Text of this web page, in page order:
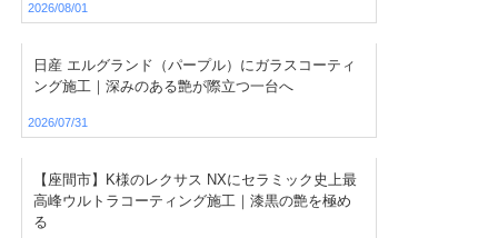
2026/08/01
日産 エルグランド（パープル）にガラスコーティ
ング施工｜深みのある艶が際立つ一台へ
2026/07/31
【座間市】K様のレクサス NXにセラミック史上最
高峰ウルトラコーティング施工｜漆黒の艶を極め
る